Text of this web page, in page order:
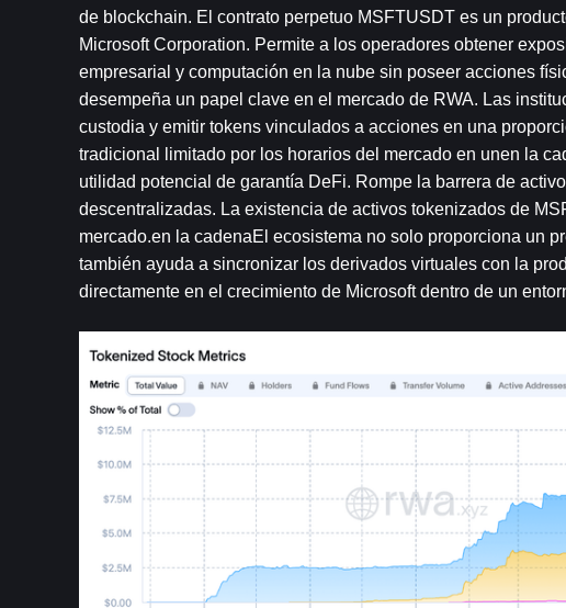
de blockchain. El contrato perpetuo MSFTUSDT es un
Microsoft Corporation. Permite a los operadores obtener
empresarial y computación en la nube sin poseer acciones
desempeña un papel clave en el mercado de RWA. Las
custodia y emitir tokens vinculados a acciones en una
tradicional limitado por los horarios del mercado en unen la
utilidad potencial de garantía DeFi. Rompe la barrera de
descentralizadas. La existencia de activos tokenizados de
mercado.en la cadenaEl ecosistema no solo proporciona un
también ayuda a sincronizar los derivados virtuales con la
directamente en el crecimiento de Microsoft dentro de un